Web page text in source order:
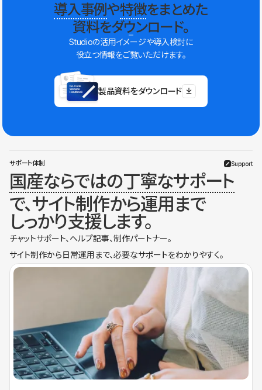
導入事例や特徴をまとめた
資料をダウンロード。
Studioの活用イメージや導入検討に
役立つ情報をご覧いただけます。
製品資料をダウンロード
サポート体制 Support
国産ならではの丁寧なサポート
で、サイト制作から運用まで
しっかり支援します。
チャットサポート、ヘルプ記事、制作パートナー。
サイト制作から日常運用まで、必要なサポートをわかりやすく。